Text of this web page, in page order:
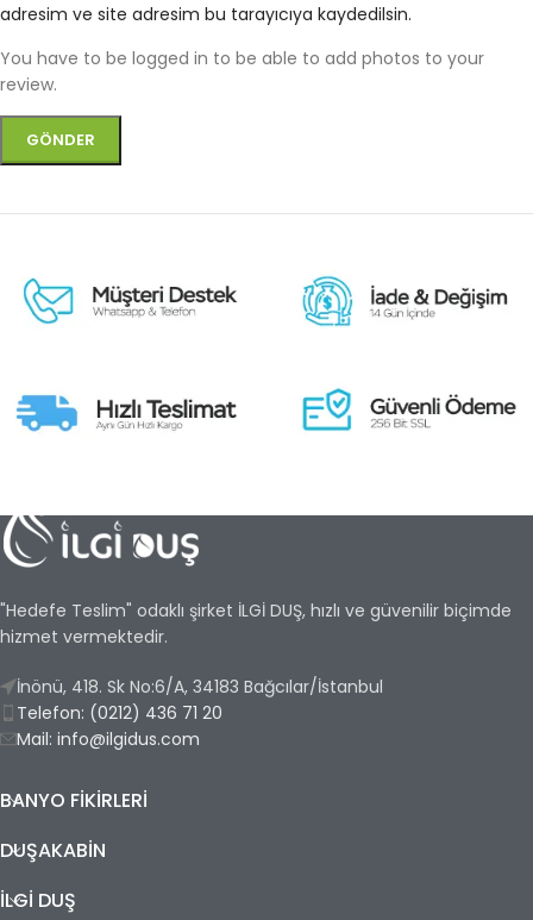
adresim ve site adresim bu tarayıcıya kaydedilsin.
You have to be logged in to be able to add photos to your
review.
"Hedefe Teslim" odaklı şirket İLGİ DUŞ, hızlı ve güvenilir biçimde
hizmet vermektedir.
İnönü, 418. Sk No:6/A, 34183 Bağcılar/İstanbul
Telefon: (0212) 436 71 20
Mail: info@ilgidus.com
BANYO FIKIRLERI
DUŞAKABİN
İLGİ DUŞ